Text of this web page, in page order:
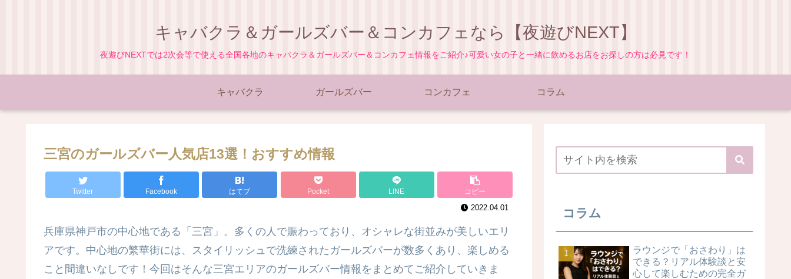
キャバクラ＆ガールズバー＆コンカフェなら【夜遊びNEXT】
夜遊びNEXTでは2次会等で使える全国各地のキャバクラ＆ガールズバー＆コンカフェ情報をご紹介♪可愛い女の子と一緒に飲めるお店をお探しの方は必見です！
キャバクラ ガールズバー コンカフェ コラム
三宮のガールズバー人気店13選！おすすめ情報
Twitter Facebook はてブ Pocket LINE コピー
2022.04.01
兵庫県神戸市の中心地である「三宮」。多くの人で賑わっており、オシャレな街並みが美しいエリ
アです。中心地の繁華街には、スタイリッシュで洗練されたガールズバーが数多くあり、楽しめる
こと間違いなしです！今回はそんな三宮エリアのガールズバー情報をまとめてご紹介していきま
コラム
ラウンジで「おさわり」は
できる？リアル体験談と安
心して楽しむための完全ガ